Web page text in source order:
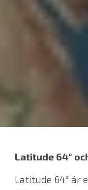
Latitude 64°
Latitude 64° är